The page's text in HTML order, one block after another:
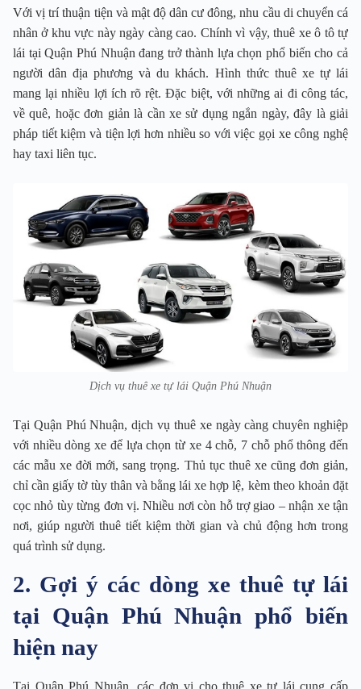
Với vị trí thuận tiện và mật độ dân cư đông, nhu cầu di chuyển cá
nhân ở khu vực này ngày càng cao. Chính vì vậy, thuê xe ô tô tự
lái tại Quận Phú Nhuận đang trở thành lựa chọn phổ biến cho cả
người dân địa phương và du khách. Hình thức thuê xe tự lái
mang lại nhiều lợi ích rõ rệt. Đặc biệt, với những ai đi công tác,
về quê, hoặc đơn giản là cần xe sử dụng ngắn ngày, đây là giải
pháp tiết kiệm và tiện lợi hơn nhiều so với việc gọi xe công nghệ
hay taxi liên tục.
Dịch vụ thuê xe tự lái Quận Phú Nhuận
Tại Quận Phú Nhuận, dịch vụ thuê xe ngày càng chuyên nghiệp
với nhiều dòng xe để lựa chọn từ xe 4 chỗ, 7 chỗ phổ thông đến
các mẫu xe đời mới, sang trọng. Thủ tục thuê xe cũng đơn giản,
chỉ cần giấy tờ tùy thân và bằng lái xe hợp lệ, kèm theo khoản đặt
cọc nhỏ tùy từng đơn vị. Nhiều nơi còn hỗ trợ giao – nhận xe tận
nơi, giúp người thuê tiết kiệm thời gian và chủ động hơn trong
quá trình sử dụng.
2. Gợi ý các dòng xe thuê tự lái
tại Quận Phú Nhuận phổ biến
hiện nay